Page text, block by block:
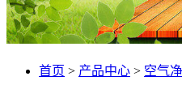
首页 > 产品中心 > 空气